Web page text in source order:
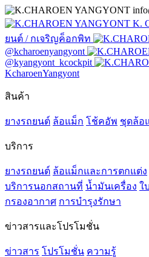
K.
ยนต์ / กเจริญค็อกพิท
@kcharoenyangyont
@kyangyont_kcockpit
KcharoenYangyont
สินค้า
ยางรถยนต์ ล้อแม็ก โช้คอัพ ชุดล้อ
บริการ
ยางรถยนต์ ล้อแม็กและการตกแต่ง
บริการนอกสถานที่ น้ำมันเครื่อง ใ
กรองอากาศ การบำรุงรักษา
ข่าวสารและโปรโมชั่น
ข่าวสาร โปรโมชั่น ความรู้